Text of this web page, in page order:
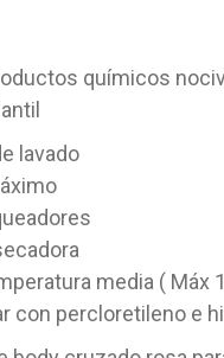
químicos
lavado
media ( Máx
con percloretileno e